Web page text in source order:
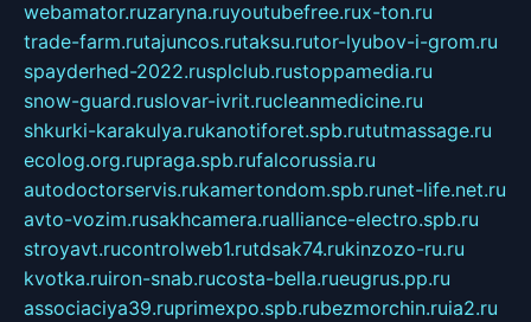
webamator.ruzaryna.ruyoutubefree.rux-ton.ru
trade-farm.rutajuncos.rutaksu.rutor-lyubov-i-grom.ru
spayderhed-2022.rusplclub.rustoppamedia.ru
snow-guard.ruslovar-ivrit.rucleanmedicine.ru
shkurki-karakulya.rukanotiforet.spb.rututmassage.ru
ecolog.org.rupraga.spb.rufalcorussia.ru
autodoctorservis.rukamertondom.spb.runet-life.net.ru
avto-vozim.rusakhcamera.rualliance-electro.spb.ru
stroyavt.rucontrolweb1.rutdsak74.rukinzozo-ru.ru
kvotka.ruiron-snab.rucosta-bella.rueugrus.pp.ru
associaciya39.ruprimexpo.spb.rubezmorchin.ruia2.ru